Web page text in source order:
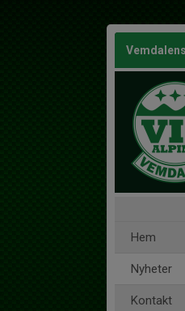
Hem
Nyheter
Kontakt